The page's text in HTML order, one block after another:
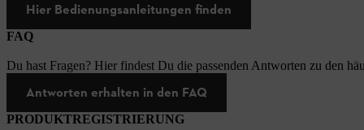
Hier Bedienungsanleitungen finden
FAQ
Du hast Fragen? Hier findest Du die passenden Antworten zu den
Antworten erhalten in den FAQ
PRODUKTREGISTRIERUNG